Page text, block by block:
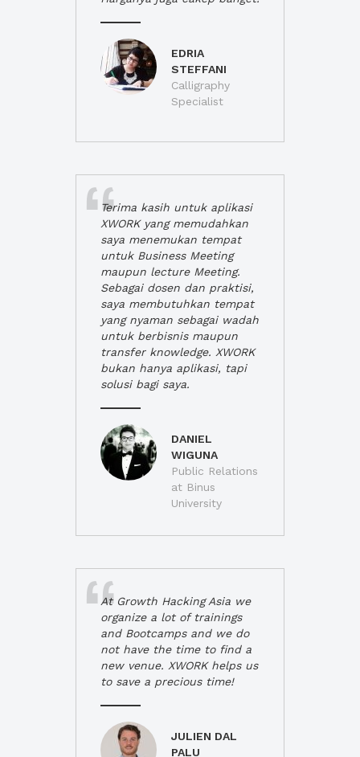
EDRIA
STEFFANI
Calligraphy
Specialist
Terima kasih untuk aplikasi
XWORK yang memudahkan
saya menemukan tempat
untuk Business Meeting
maupun lecture Meeting.
Sebagai dosen dan praktisi,
saya membutuhkan tempat
yang nyaman sebagai wadah
untuk berbisnis maupun
transfer knowledge. XWORK
bukan hanya aplikasi, tapi
solusi bagi saya.
DANIEL
WIGUNA
Public Relations
at Binus
University
At Growth Hacking Asia we
organize a lot of trainings
and Bootcamps and we do
not have the time to find a
new venue. XWORK helps us
to save a precious time!
JULIEN DAL
PALU